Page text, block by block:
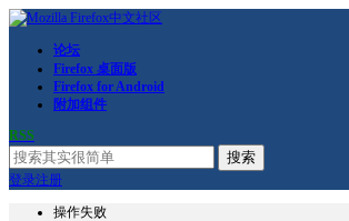
论坛
Firefox 桌面版
Firefox for Android
附加组件
RSS
搜索
登录注册
操作失败